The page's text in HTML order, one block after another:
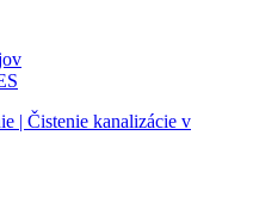
| Čistenie kanalizácie v